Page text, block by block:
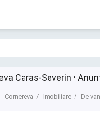
Caras-Severin •
Cornereva Imobiliare De